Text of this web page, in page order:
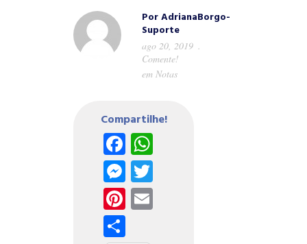
PorAdrianaBorgo-
Suporte
ago 20, 2019
Comente!
em Notas
Compartilhe!
Facebook
WhatsApp
Messenger
Twitter
Pinterest
Email
Share